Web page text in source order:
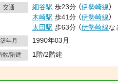
交通 細谷駅 歩23分 （伊勢崎線）
木崎駅 歩41分 （伊勢崎線）
太田駅 歩63分 （伊勢崎線な
築年月 1990年03月
数/階建 1階/2階建